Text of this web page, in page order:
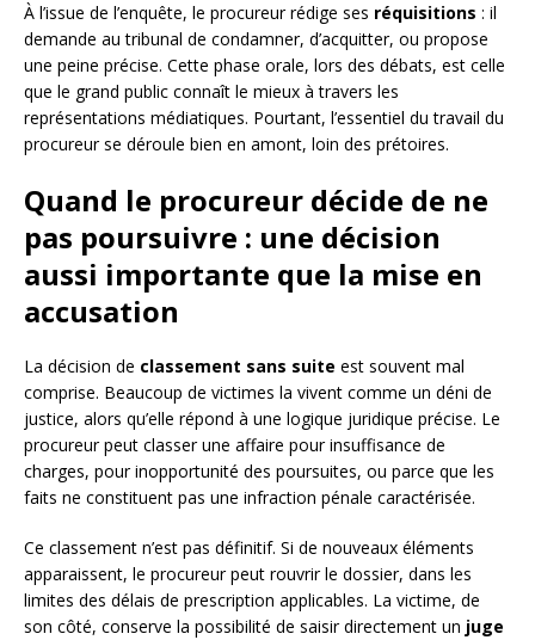
À l’issue de l’enquête, le procureur rédige ses réquisitions : il
demande au tribunal de condamner, d’acquitter, ou propose
une peine précise. Cette phase orale, lors des débats, est celle
que le grand public connaît le mieux à travers les
représentations médiatiques. Pourtant, l’essentiel du travail du
procureur se déroule bien en amont, loin des prétoires.
Quand le procureur décide de ne
pas poursuivre : une décision
aussi importante que la mise en
accusation
La décision de classement sans suite est souvent mal
comprise. Beaucoup de victimes la vivent comme un déni de
justice, alors qu’elle répond à une logique juridique précise. Le
procureur peut classer une affaire pour insuffisance de
charges, pour inopportunité des poursuites, ou parce que les
faits ne constituent pas une infraction pénale caractérisée.
Ce classement n’est pas définitif. Si de nouveaux éléments
apparaissent, le procureur peut rouvrir le dossier, dans les
limites des délais de prescription applicables. La victime, de
son côté, conserve la possibilité de saisir directement un juge